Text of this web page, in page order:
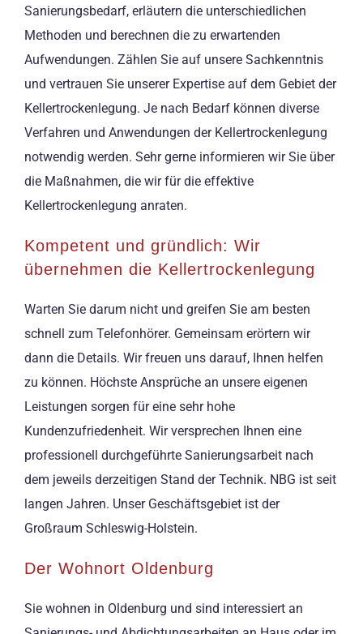
Sanierungsbedarf, erläutern die unterschiedlichen
Methoden und berechnen die zu erwartenden
Aufwendungen. Zählen Sie auf unsere Sachkenntnis
und vertrauen Sie unserer Expertise auf dem Gebiet der
Kellertrockenlegung. Je nach Bedarf können diverse
Verfahren und Anwendungen der Kellertrockenlegung
notwendig werden. Sehr gerne informieren wir Sie über
die Maßnahmen, die wir für die effektive
Kellertrockenlegung anraten.
Kompetent und gründlich: Wir
übernehmen die Kellertrockenlegung
Warten Sie darum nicht und greifen Sie am besten
schnell zum Telefonhörer. Gemeinsam erörtern wir
dann die Details. Wir freuen uns darauf, Ihnen helfen
zu können. Höchste Ansprüche an unsere eigenen
Leistungen sorgen für eine sehr hohe
Kundenzufriedenheit. Wir versprechen Ihnen eine
professionell durchgeführte Sanierungsarbeit nach
dem jeweils derzeitigen Stand der Technik. NBG ist seit
langen Jahren. Unser Geschäftsgebiet ist der
Großraum Schleswig-Holstein.
Der Wohnort Oldenburg
Sie wohnen in Oldenburg und sind interessiert an